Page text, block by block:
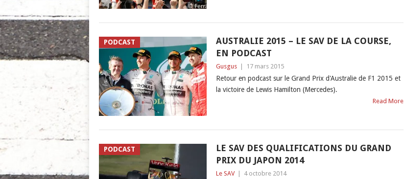
PODCAST
AUSTRALIE 2015 – LE SAV DE LA COURSE,
EN PODCAST
Gusgus 17 mars 2015
Retour en podcast sur le Grand Prix d'Australie de F1 2015 et
la victoire de Lewis Hamilton (Mercedes).
Read More
PODCAST
LE SAV DES QUALIFICATIONS DU GRAND
PRIX DU JAPON 2014
Le SAV 4 octobre 2014